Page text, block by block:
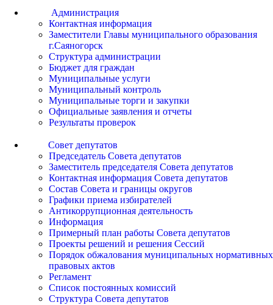
Администрация
Контактная информация
Заместители Главы муниципального образования
г.Саяногорск
Структура администрации
Бюджет для граждан
Муниципальные услуги
Муниципальный контроль
Муниципальные торги и закупки
Официальные заявления и отчеты
Результаты проверок
Совет депутатов
Председатель Совета депутатов
Заместитель председателя Совета депутатов
Контактная информация Совета депутатов
Состав Совета и границы округов
Графики приема избирателей
Антикоррупционная деятельность
Информация
Примерный план работы Совета депутатов
Проекты решений и решения Сессий
Порядок обжалования муниципальных нормативных
правовых актов
Регламент
Список постоянных комиссий
Структура Совета депутатов